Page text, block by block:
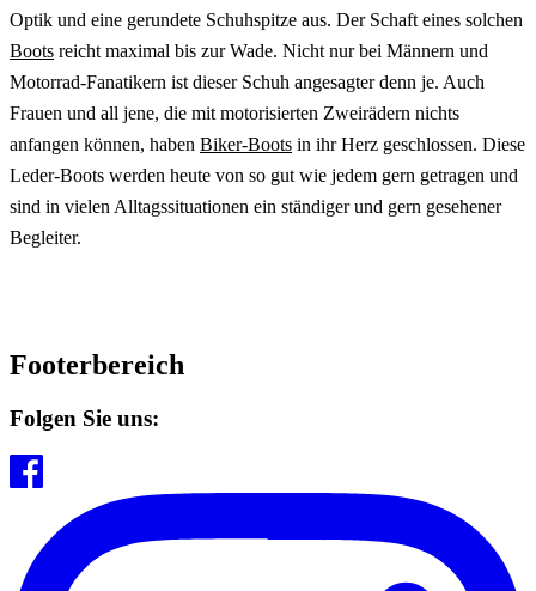
Optik und eine gerundete Schuhspitze aus. Der Schaft eines solchen
Boots reicht maximal bis zur Wade. Nicht nur bei Männern und
Motorrad-Fanatikern ist dieser Schuh angesagter denn je. Auch
Frauen und all jene, die mit motorisierten Zweirädern nichts
anfangen können, haben Biker-Boots in ihr Herz geschlossen. Diese
Leder-Boots werden heute von so gut wie jedem gern getragen und
sind in vielen Alltagssituationen ein ständiger und gern gesehener
Begleiter.
Footerbereich
Folgen Sie uns: